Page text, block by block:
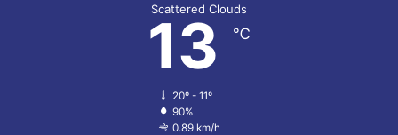
Scattered Clouds
13 ℃
20º - 11º
90%
0.89 km/h